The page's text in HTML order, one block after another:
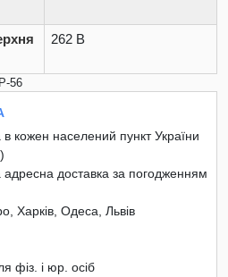
262 В
56
в кожен населений пункт України
доставка за погодженням
Харків, Одеса, Львів
фіз. і юр. осіб